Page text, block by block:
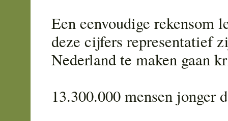
Een eenvoudige rekensom
deze cijfers representatief
Nederland te maken gaan
13.300.000 mensen jonger